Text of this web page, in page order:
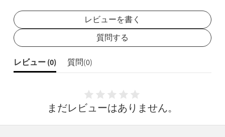
す
レビューを書く
質問する
レビュー (0) 質問(0)
まだレビューはありません。